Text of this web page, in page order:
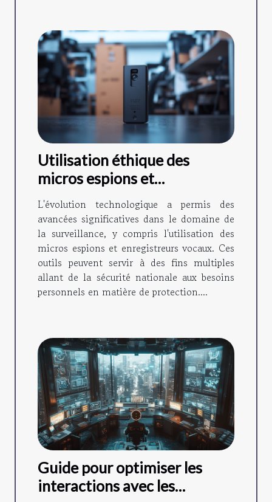
Utilisation éthique des
micros espions et
enregistreurs vocaux dans la
surveillance
L'évolution technologique a permis des
avancées significatives dans le domaine de
la surveillance, y compris l'utilisation des
micros espions et enregistreurs vocaux. Ces
outils peuvent servir à des fins multiples
allant de la sécurité nationale aux besoins
personnels en matière de protection....
Guide pour optimiser les
interactions avec les